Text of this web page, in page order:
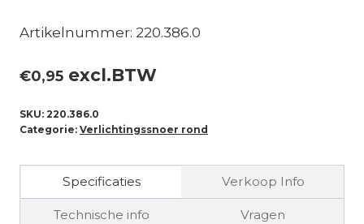
Artikelnummer: 220.386.0
€0,95 excl.BTW
SKU: 220.386.0
Categorie: Verlichtingssnoer rond
Specificaties Verkoop Info
Technische info Vragen